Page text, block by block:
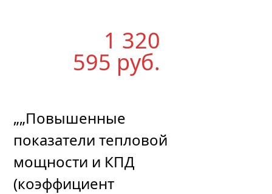
1 320
595 руб.
„„Повышенные
показатели тепловой
мощности и КПД
(коэффициент